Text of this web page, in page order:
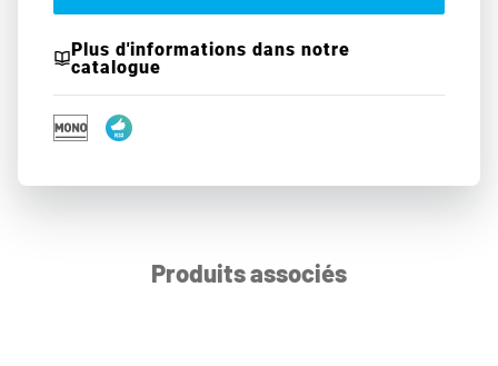
Plus d'informations dans notre
catalogue
Produits associés